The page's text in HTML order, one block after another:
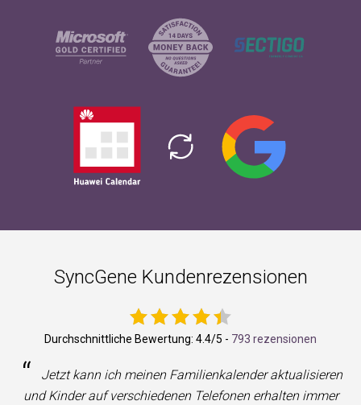
SyncGene Kundenrezensionen
Durchschnittliche Bewertung: 4.4/5 - 793 rezensionen
“
Jetzt kann ich meinen Familienkalender aktualisieren
und Kinder auf verschiedenen Telefonen erhalten immer